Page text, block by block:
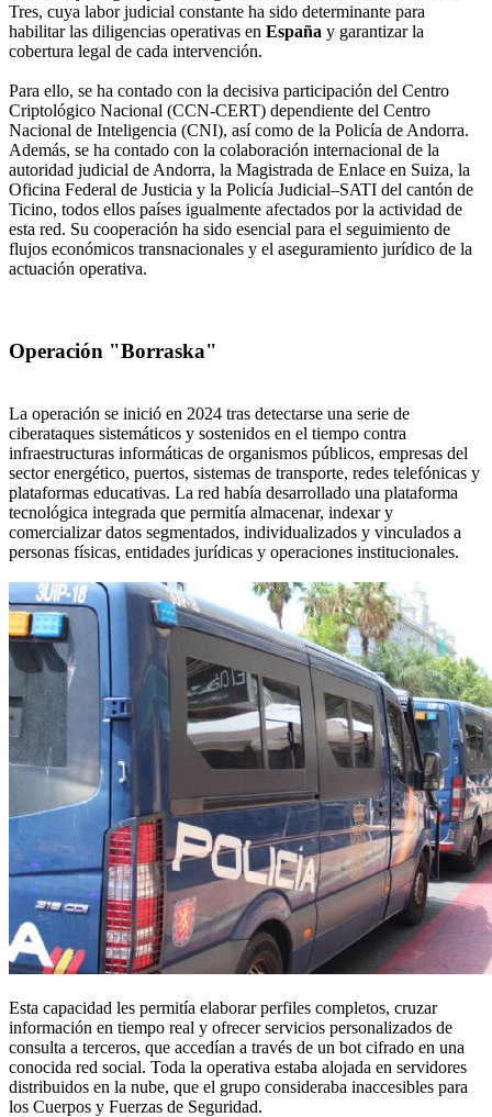
Tres, cuya labor judicial constante ha sido determinante para
habilitar las diligencias operativas en España y garantizar la
cobertura legal de cada intervención.
Para ello, se ha contado con la decisiva participación del Centro
Criptológico Nacional (CCN-CERT) dependiente del Centro
Nacional de Inteligencia (CNI), así como de la Policía de Andorra.
Además, se ha contado con la colaboración internacional de la
autoridad judicial de Andorra, la Magistrada de Enlace en Suiza, la
Oficina Federal de Justicia y la Policía Judicial–SATI del cantón de
Ticino, todos ellos países igualmente afectados por la actividad de
esta red. Su cooperación ha sido esencial para el seguimiento de
flujos económicos transnacionales y el aseguramiento jurídico de la
actuación operativa.
Operación "Borraska"
La operación se inició en 2024 tras detectarse una serie de
ciberataques sistemáticos y sostenidos en el tiempo contra
infraestructuras informáticas de organismos públicos, empresas del
sector energético, puertos, sistemas de transporte, redes telefónicas y
plataformas educativas. La red había desarrollado una plataforma
tecnológica integrada que permitía almacenar, indexar y
comercializar datos segmentados, individualizados y vinculados a
personas físicas, entidades jurídicas y operaciones institucionales.
Esta capacidad les permitía elaborar perfiles completos, cruzar
información en tiempo real y ofrecer servicios personalizados de
consulta a terceros, que accedían a través de un bot cifrado en una
conocida red social. Toda la operativa estaba alojada en servidores
distribuidos en la nube, que el grupo consideraba inaccesibles para
los Cuerpos y Fuerzas de Seguridad.